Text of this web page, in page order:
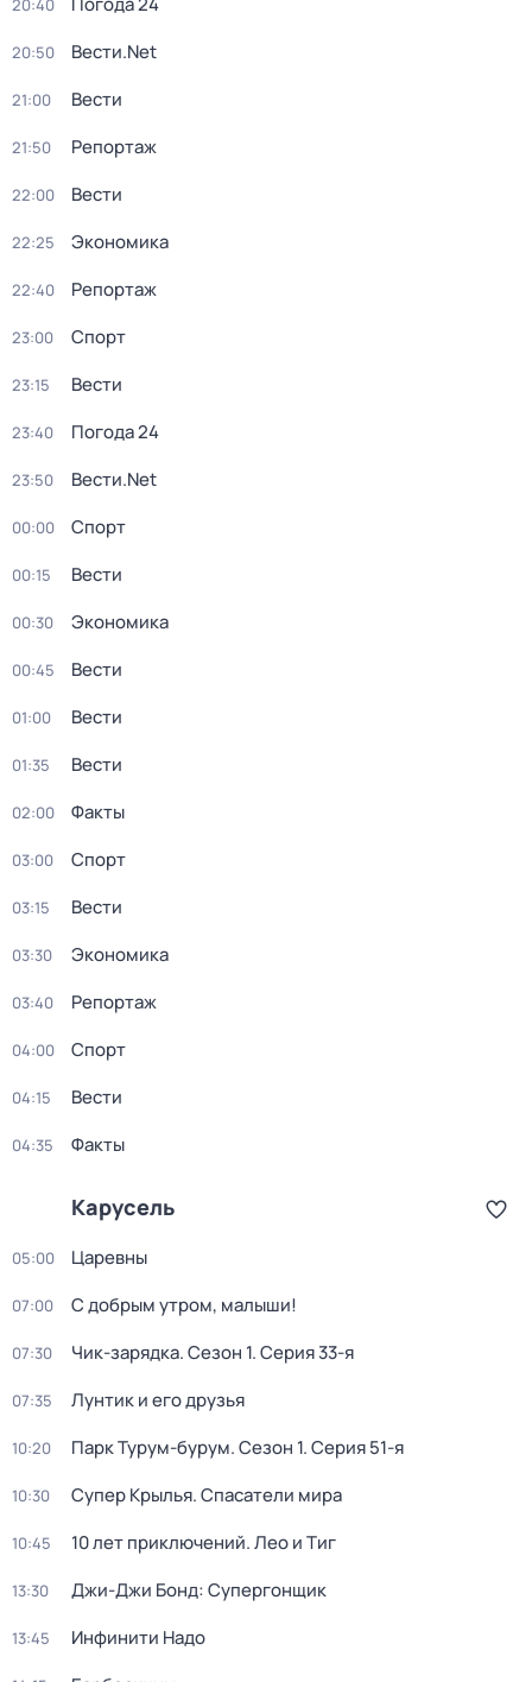
20:40
20:50 Вести.Net
21:00 Вести
21:50 Репортаж
22:00 Вести
22:25 Экономика
22:40 Репортаж
23:00 Спорт
23:15 Вести
23:40 Погода 24
23:50 Вести.Net
00:00 Спорт
00:15 Вести
00:30 Экономика
00:45 Вести
01:00 Вести
01:35 Вести
02:00 Факты
03:00 Спорт
03:15 Вести
03:30 Экономика
03:40 Репортаж
04:00 Спорт
04:15 Вести
04:35 Факты
Карусель
05:00 Царевны
07:00 С добрым утром, малыши!
07:30 Чик-зарядка. Сезон 1. Серия 33-я
07:35 Лунтик и его друзья
10:20 Парк Турум-бурум. Сезон 1. Серия 51-я
10:30 Супер Крылья. Спасатели мира
10:45 10 лет приключений. Лео и Тиг
13:30 Джи-Джи Бонд: Супергонщик
13:45 Инфинити Надо